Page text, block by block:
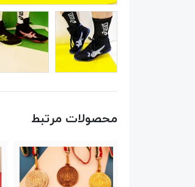
محصولات مرتبط